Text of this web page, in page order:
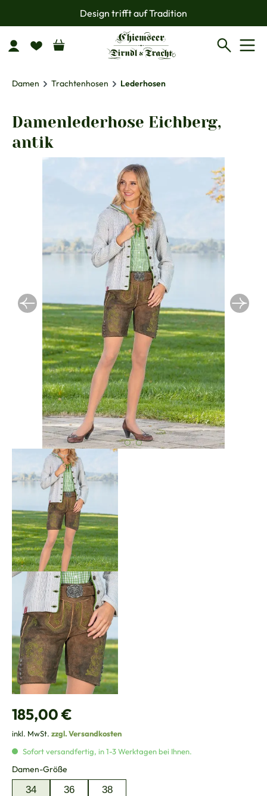
Zum Hauptinhalt springenDesign trifft auf Tradition
Damen Trachtenhosen Lederhosen
Damenlederhose Eichberg,
antik
Bildergalerie überspringen
Regulärer Preis:
185,00 €
inkl. MwSt. zzgl. Versandkosten
Sofort versandfertig, in 1-3 Werktagen bei Ihnen.
Damen-Größe
34 36 38